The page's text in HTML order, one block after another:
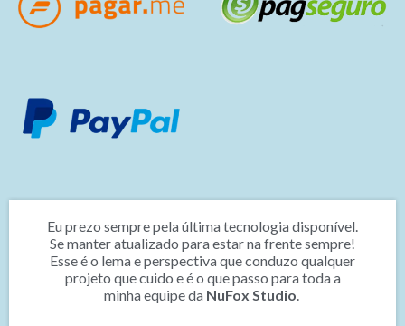
Eu prezo sempre pela última tecnologia disponível.
Se manter atualizado para estar na frente sempre!
Esse é o lema e perspectiva que conduzo qualquer
projeto que cuido e é o que passo para toda a
minha equipe da NuFox Studio.